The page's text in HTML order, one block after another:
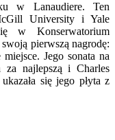
w Lanaudiere. Ten
University i Yale
w Konserwatorium
pierwszą nagrodę:
Jego sonata na
za najlepszą i Charles
się jego płyta z